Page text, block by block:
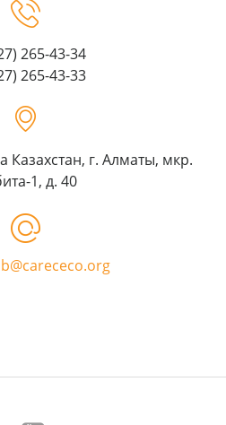
265-43-34
265-43-33
Казахстан, г. Алматы, мкр.
1, д. 40